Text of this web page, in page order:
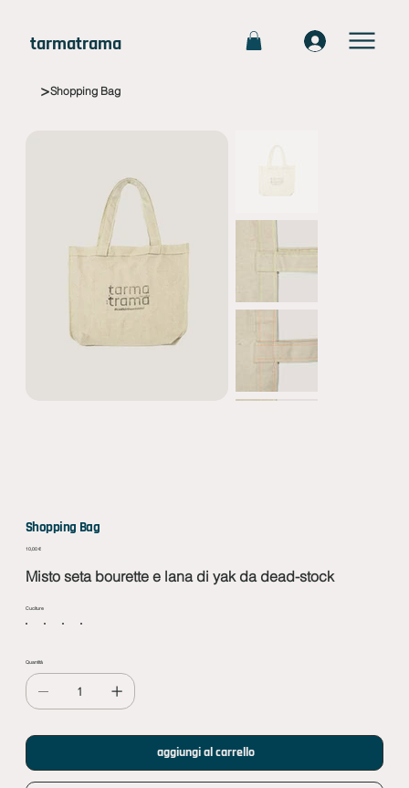
tarmatrama
>Shopping Bag
Shopping Bag
Prezzo
10,00 €
Misto seta bourette e lana di yak da dead-stock
Cuciture
Quantità
aggiungi al carrello